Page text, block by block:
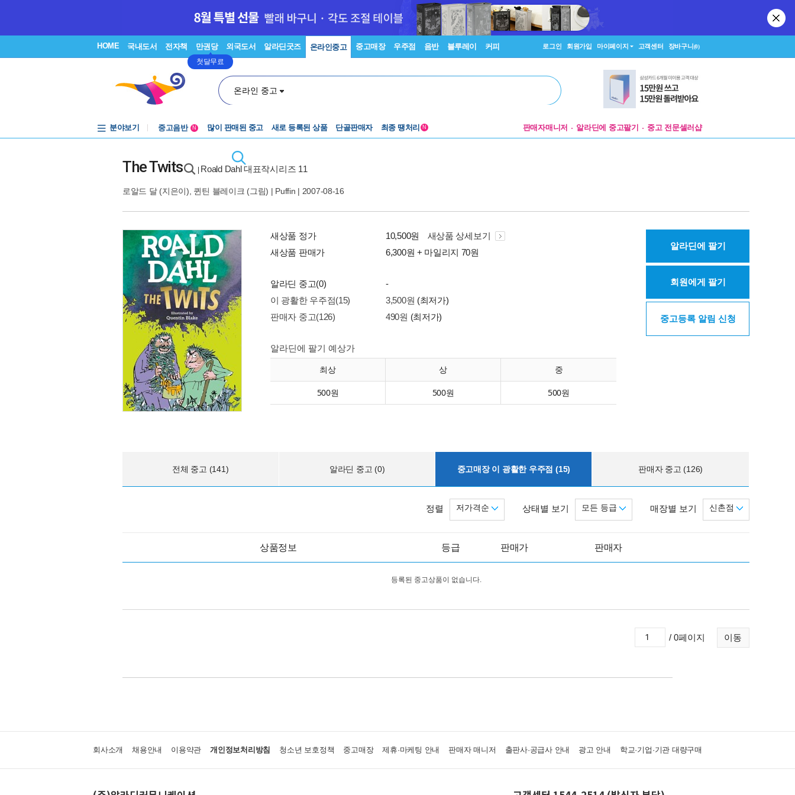
HOME 국내도서 전자책 만권당
첫달무료
외국도서 알라딘굿즈 온라인중고 중고매장 우주점 음반 블루레이 커피 로그인 회원가입 마이페이지 고객센터 장바구니(0)
온라인 중고
분야보기
중고음반
N 많이 판매된 중고 새로 등록된 상품 단골판매자 최종 땡처리 N 판매자매니저 알라딘에 중고팔기 중고 전문셀러샵
The Twits Roald Dahl 대표작시리즈 11
로알드 달(지은이), 퀸틴 블레이크 (그림) | Puffin | 2007-08-16
새상품 정가 10,500원
새상품 상세보기
새상품 판매가
6,300원 + 마일리지 70원
알라딘 중고(0)
-
이 광활한 우주점(15)
3,500원 (최저가)
판매자 중고(126)
490원 (최저가)
알라딘에 팔기 예상가
최상 상 중
500원 500원 500원
알라딘에 팔기
회원에게 팔기
중고등록 알림 신청
전체 중고 (141) 알라딘 중고 (0) 중고매장 이 광활한 우주점 (15) 판매자 중고 (126)
매장별 보기 신촌점
상태별 보기 모든 등급
정렬 저가격순
상품정보 등급 판매가 판매자
등록된 중고상품이 없습니다.
이동
/ 0페이지
회사소개 채용안내 이용약관 개인정보처리방침 청소년 보호정책 중고매장 제휴·마케팅 안내 판매자 매니저 출판사·공급사 안내 광고 안내 학교·기업·기관 대량구매